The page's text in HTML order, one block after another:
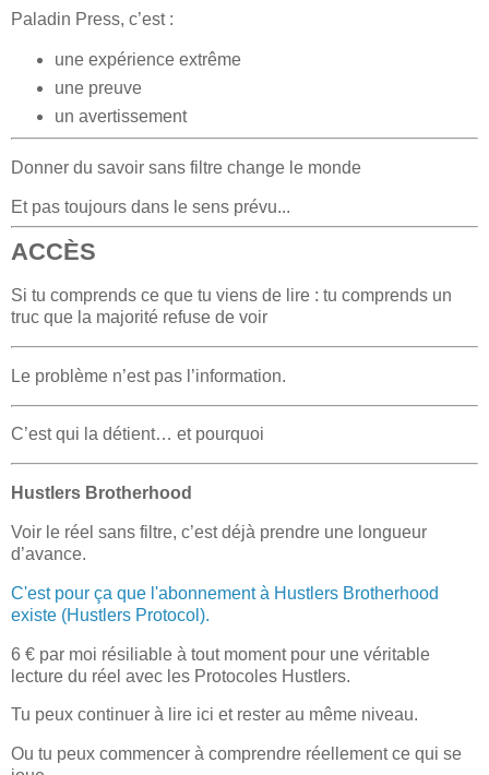
Paladin Press, c’est :
une expérience extrême
une preuve
un avertissement
Donner du savoir sans filtre change le monde
Et pas toujours dans le sens prévu...
ACCÈS
Si tu comprends ce que tu viens de lire : tu comprends un
truc que la majorité refuse de voir
Le problème n’est pas l’information.
C’est qui la détient… et pourquoi
Hustlers Brotherhood
Voir le réel sans filtre, c’est déjà prendre une longueur
d’avance.
C'est pour ça que l'abonnement à Hustlers Brotherhood
existe (Hustlers Protocol).
6 € par moi résiliable à tout moment pour une véritable
lecture du réel avec les Protocoles Hustlers.
Tu peux continuer à lire ici et rester au même niveau.
Ou tu peux commencer à comprendre réellement ce qui se